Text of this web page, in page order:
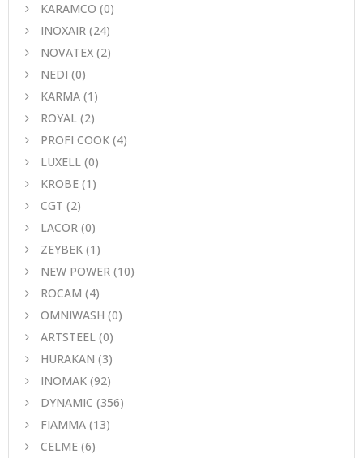
KARAMCO (0)
INOXAIR (24)
NOVATEX (2)
NEDI (0)
KARMA (1)
ROYAL (2)
PROFI COOK (4)
LUXELL (0)
KROBE (1)
CGT (2)
LACOR (0)
ZEYBEK (1)
NEW POWER (10)
ROCAM (4)
OMNIWASH (0)
ARTSTEEL (0)
HURAKAN (3)
INOMAK (92)
DYNAMIC (356)
FIAMMA (13)
CELME (6)